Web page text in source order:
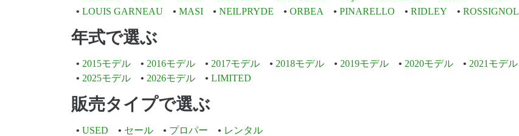
LOUIS GARNEAU
MASI NEILPRYDE ORBEA PINARELLO RIDLEY ROSSIGNOL
年式で選ぶ
2015モデル 2016モデル 2017モデル 2018モデル 2019モデル 2020モデル 2021モデル
2025モデル
2026モデル LIMITED
販売タイプで選ぶ
USED セール プロパー レンタル